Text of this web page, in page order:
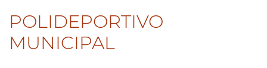
POLIDEPORTIVO
MUNICIPAL